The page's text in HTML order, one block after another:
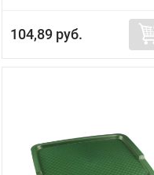
104,89 руб.